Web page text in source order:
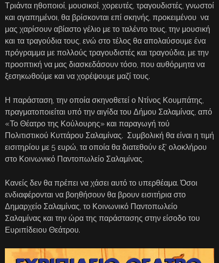
Τριάντα ηθοποιοί, μουσικοί, χορευτές, τραγουδιστές, γνωστοί
και αγαπημένοι, θα βρίσκονται επί σκηνής, προκειμένου να
μας χαρίσουν αβίαστο γέλιο με το ταλέντο τους, την μουσική
και τα τραγούδια τους, ενώ στο τέλος θα απολαύσουμε ένα
πρόγραμμα με πολλούς τραγουδιστές και τραγούδια, με την
προοπτική να μας διασκεδάσουν τόσο, που αυθόρμητα να
ξεσηκωθούμε και να χορέψουμε μαζί τους.
Η παράσταση, την οποία σκηνοθετεί ο Ντίνος Κουμπάτης,
πραγματοποιείται υπό την αιγίδα του Δήμου Σαλαμίνας, από
«Το Θέατρο της Κούλουρης» και παραγωγή τού
Πολιτιστικού Κυττάρου Σαλαμίνας. Συμβολική θα είναι η τιμή
εισιτηρίου με 5 ευρώ, τα οποία θα διατεθούν εξ’ ολοκλήρου
στο Κοινωνικό Παντοπωλείο Σαλαμίνας.
Κανείς δεν θα πρέπει να χάσει αυτό το υπερθέαμα. Όσοι
ενδιαφέρονται να βοηθήσουν θα βρουν εισιτήρια στο
Δημαρχείο Σαλαμίνας, το Κοινωνικό Παντοπωλείο
Σαλαμίνας και την ώρα της παράστασης στην είσοδο του
Ευριπίδειου Θεάτρου.